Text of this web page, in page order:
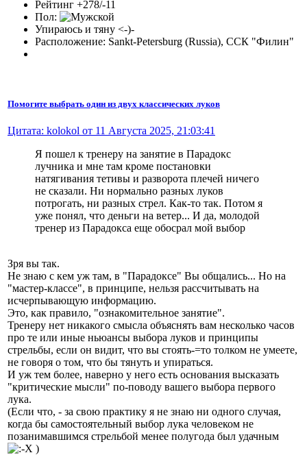
Рейтинг +278/-11
Пол:
Упираюсь и тяну <-)-
Расположение: Sankt-Petersburg (Russia), ССК "Филин"
Помогите выбрать один из двух классических луков
Цитата: kolokol от 11 Августа 2025, 21:03:41
Я пошел к тренеру на занятие в Парадокс
лучника и мне там кроме постановки
натягивания тетивы и разворота плечей ничего
не сказали. Ни нормально разных луков
потрогать, ни разных стрел. Как-то так. Потом я
уже понял, что деньги на ветер... И да, молодой
тренер из Парадокса еще обосрал мой выбор
Зря вы так.
Не знаю с кем уж там, в "Парадоксе" Вы общались... Но на
"мастер-классе", в принципе, нельзя рассчитывать на
исчерпывающую информацию.
Это, как правило, "ознакомительное занятие".
Тренеру нет никакого смысла объяснять вам несколько часов
про те или иные ньюансы выбора луков и принципы
стрельбы, если он видит, что вы стоять-=то толком не умеете,
не говоря о том, что бы тянуть и упираться.
И уж тем более, наверно у него есть основания высказать
"критические мысли" по-поводу вашего выбора первого
лука.
(Если что, - за свою практику я не знаю ни одного случая,
когда бы самостоятельный выбор лука человеком не
позанимавшимся стрельбой менее полугода был удачным
)